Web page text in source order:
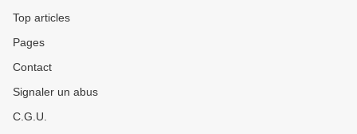
Top articles
Pages
Contact
Signaler un abus
C.G.U.